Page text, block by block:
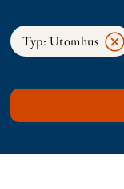
Typ: Utomhus